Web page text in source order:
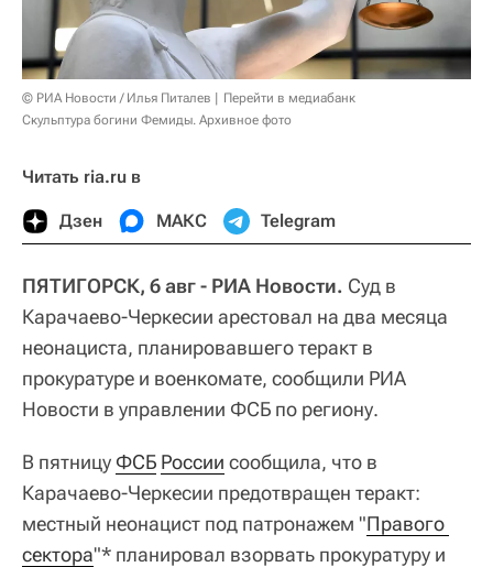
© РИА Новости / Илья Питалев
Перейти в медиабанк
Скульптура богини Фемиды. Архивное фото
Читать ria.ru в
Дзен МАКС Telegram
ПЯТИГОРСК, 6 авг - РИА Новости. Суд в
Карачаево-Черкесии арестовал на два месяца
неонациста, планировавшего теракт в
прокуратуре и военкомате, сообщили РИА
Новости в управлении ФСБ по региону.
В пятницу ФСБ России сообщила, что в
Карачаево-Черкесии предотвращен теракт:
местный неонацист под патронажем "Правого
сектора"* планировал взорвать прокуратуру и